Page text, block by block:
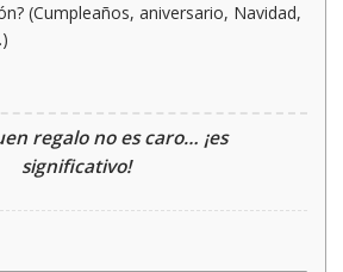
(Cumpleaños, aniversario, Navidad,
regalo no es caro… ¡es
significativo!